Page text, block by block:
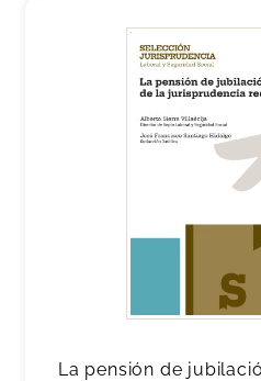
La pensión de